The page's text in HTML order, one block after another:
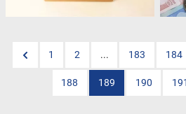
1 2 ... 183 184
188 189 190 191